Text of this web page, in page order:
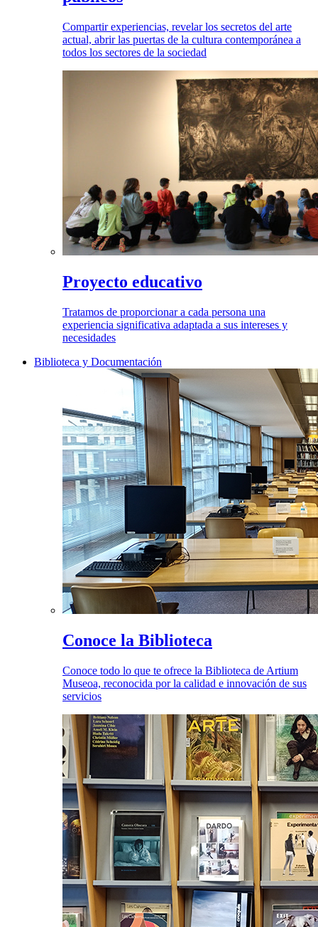
Compartir experiencias, revelar los secretos del arte
actual, abrir las puertas de la cultura contemporánea a
todos los sectores de la sociedad
Proyecto educativo
Tratamos de proporcionar a cada persona una
experiencia significativa adaptada a sus intereses y
necesidades
Biblioteca y Documentación
Conoce la Biblioteca
Conoce todo lo que te ofrece la Biblioteca de Artium
Museoa, reconocida por la calidad e innovación de sus
servicios